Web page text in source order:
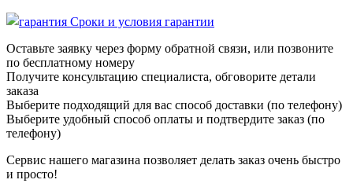
Сроки и условия гарантии
Оставьте заявку через форму обратной связи, или позвоните
по бесплатному номеру
Получите консультацию специалиста, обговорите детали
заказа
Выберите подходящий для вас способ доставки (по телефону)
Выберите удобный способ оплаты и подтвердите заказ (по
телефону)
Сервис нашего магазина позволяет делать заказ очень быстро
и просто!